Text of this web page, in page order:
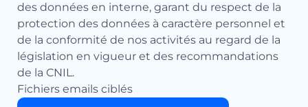
des données en interne, garant du respect de la
protection des données à caractère personnel et
de la conformité de nos activités au regard de la
législation en vigueur et des recommandations
de la CNIL.
Fichiers emails ciblés